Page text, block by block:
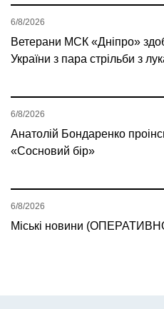
Ветерани МСК «Дніпро»
України з пара стрільби з
6/8/2026
Анатолій Бондаренко
«Сосновий бір»
6/8/2026
Міські новини
6/8/2026